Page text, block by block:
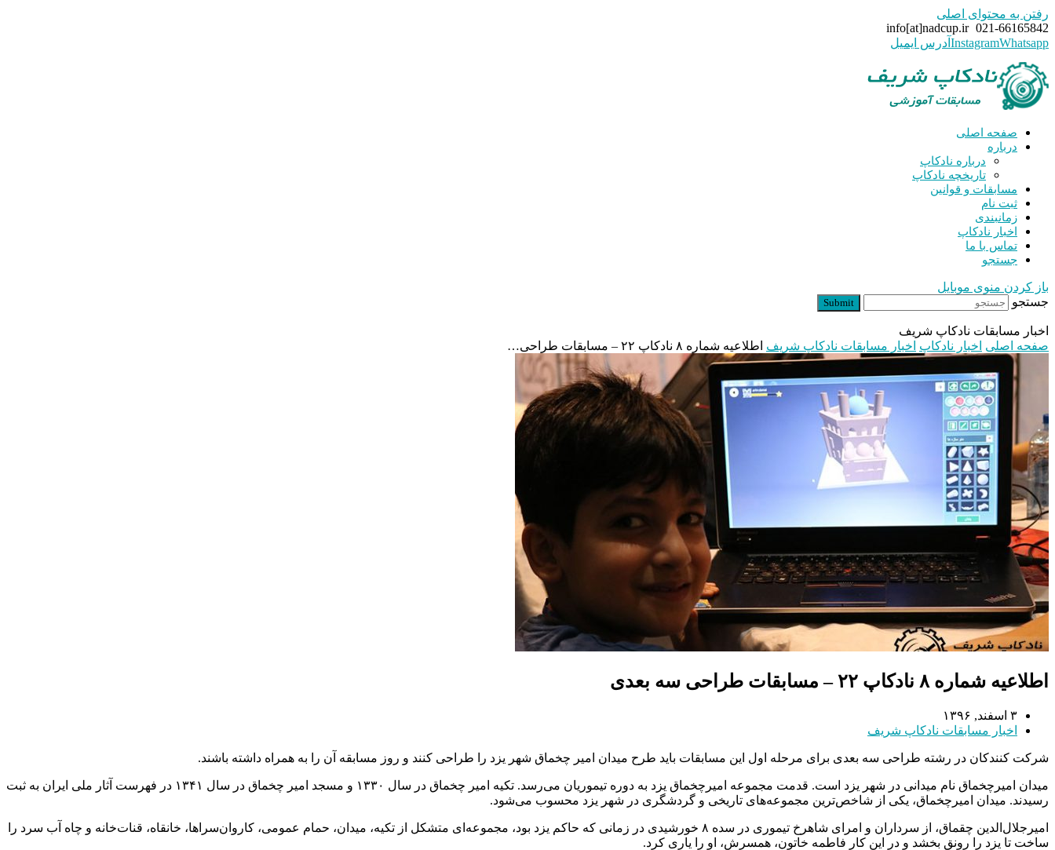
رفتن به محتوای اصلی
021-66165842
info[at]nadcup.ir
InstagramWhatsapp آدرس ایمیل
صفحه اصلی
درباره
درباره نادکاپ
تاریخچه نادکاپ
مسابقات و قوانین
ثبت نام
زمانبندی
اخبار نادکاپ
تماس با ما
جستجو
باز کردن منوی موبایل
جستجو
Submit
اخبار مسابقات نادکاپ شریف
صفحه اصلی اخبار نادکاپ اخبار مسابقات نادکاپ شریف اطلاعیه شماره ۸ نادکاپ ۲۲ – مسابقات طراحی…
اطلاعیه شماره ۸ نادکاپ ۲۲ – مسابقات طراحی سه بعدی
۳ اسفند, ۱۳۹۶
اخبار مسابقات نادکاپ شریف
شرکت کنندکان در رشته طراحی سه بعدی برای مرحله اول این مسابقات باید طرح میدان امیر چخماق شهر یزد را طراحی کنند و روز مسابقه آن را به همراه داشته باشند.
میدان امیرچخماق نام میدانی در شهر یزد است. قدمت مجموعه امیرچخماق یزد به دوره تیموریان می‌رسد. تکیه امیر چخماق در سال ۱۳۳۰ و مسجد امیر چخماق در سال ۱۳۴۱ در فهرست آثار ملی ایران به ثبت
رسیدند. میدان امیرچخماق، یکی از شاخص‌ترین مجموعه‌های تاریخی و گردشگری در شهر یزد محسوب می‌شود.
امیرجلال‌الدین چقماق، از سرداران و امرای شاهرخ تیموری در سده ۸ خورشیدی در زمانی که حاکم یزد بود، مجموعه‌ای متشکل از تکیه، میدان، حمام عمومی، کاروان‌سراها، خانقاه، قنات‌خانه و چاه آب سرد را
ساخت تا یزد را رونق بخشد و در این کار فاطمه خاتون، همسرش، او را یاری کرد.